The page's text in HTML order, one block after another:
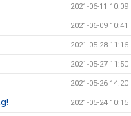
2021-06-11 10:09
2021-06-09 10:41
2021-05-28 11:16
2021-05-27 11:50
2021-05-26 14:20
2021-05-24 10:15